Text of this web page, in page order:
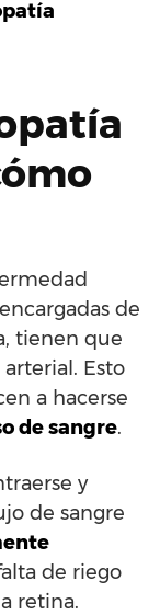
de
tienen que
Esto
a hacerse
de sangre.
y
de sangre
de riego
retina.